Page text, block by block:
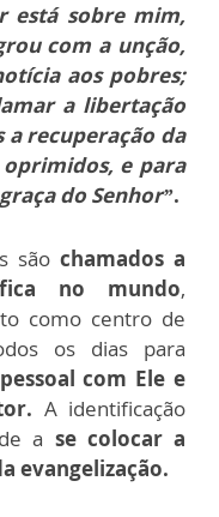
está sobre mim,
com a unção,
aos pobres;
a libertação
a recuperação da
e para
do Senhor”.
são chamados a
no mundo,
como centro de
os dias para
com Ele e
A identificação
a se colocar a
evangelização.